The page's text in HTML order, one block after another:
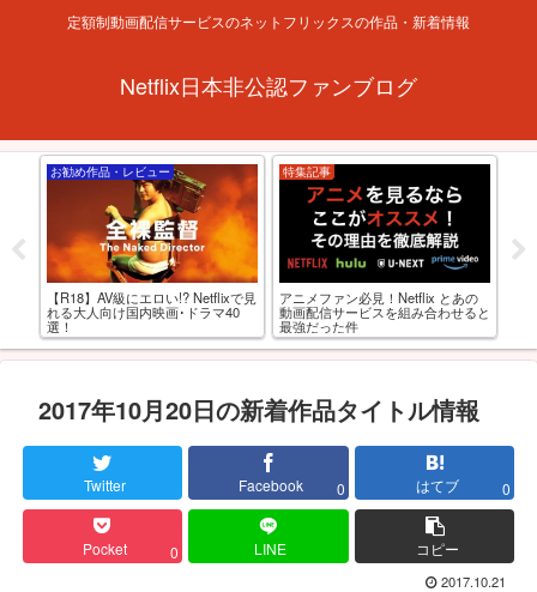
定額制動画配信サービスのネットフリックスの作品・新着情報
Netflix日本非公認ファンブログ
お勧め作品・レビュー
【R18】AV級にエロい!? Netflixで見
れる大人向け国内映画･ドラマ40
選！
特集記事
アニメファン必見！Netflix とあの
動画配信サービスを組み合わせると
最強だった件
2017年10月20日の新着作品タイトル情報
Twitter Facebook 0 はてブ 0
Pocket 0 LINE コピー
2017.10.21